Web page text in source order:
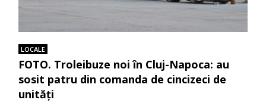
LOCALE
FOTO. Troleibuze noi în Cluj-Napoca: au
sosit patru din comanda de cincizeci de
unități